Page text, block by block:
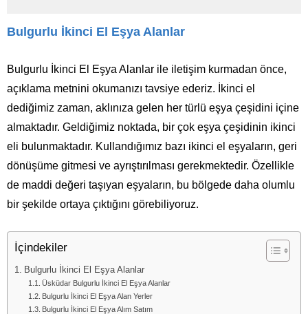
Bulgurlu İkinci El Eşya Alanlar
Bulgurlu İkinci El Eşya Alanlar ile iletişim kurmadan önce,
açıklama metnini okumanızı tavsiye ederiz. İkinci el
dediğimiz zaman, aklınıza gelen her türlü eşya çeşidini içine
almaktadır. Geldiğimiz noktada, bir çok eşya çeşidinin ikinci
eli bulunmaktadır. Kullandığımız bazı ikinci el eşyaların, geri
dönüşüme gitmesi ve ayrıştırılması gerekmektedir. Özellikle
de maddi değeri taşıyan eşyaların, bu bölgede daha olumlu
bir şekilde ortaya çıktığını görebiliyoruz.
İçindekiler
Bulgurlu İkinci El Eşya Alanlar
Üsküdar Bulgurlu İkinci El Eşya Alanlar
Bulgurlu İkinci El Eşya Alan Yerler
Bulgurlu İkinci El Eşya Alım Satım